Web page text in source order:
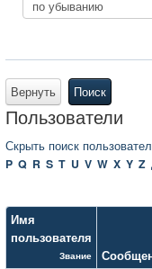
Вернуть Поиск
Пользователи
Скрыть поиск
P Q R S T U V W X Y Z
Имя
пользователя
Звание